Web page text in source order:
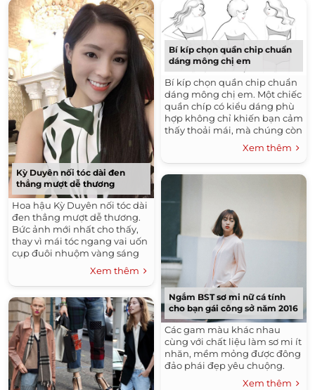
Kỳ Duyên nối tóc dài đen
thẳng mượt dễ thương
Hoa hậu Kỳ Duyên nối tóc dài
đen thẳng mượt dễ thương.
Bức ảnh mới nhất cho thấy,
thay vì mái tóc ngang vai uốn
cụp đuôi nhuộm vàng sáng
thì mới đây Hoa hậu Việt
Nam 2014 đã nối tóc dài
thẳng mượt mà.
Xem thêm
Bí kíp chọn quần chip chuẩn
dáng mông chị em
Bí kíp chọn quần chip chuẩn
dáng mông chị em. Một chiếc
quần chíp có kiểu dáng phù
hợp không chỉ khiến bạn cảm
thấy thoải mái, mà chúng còn
khiến vòng ba của bạn trở
nên căng tròn và gợi cảm
hơn.
Xem thêm
Ngắm BST sơ mi nữ cá tính
cho bạn gái công sở năm 2016
Các gam màu khác nhau
cùng với chất liệu làm sơ mi ít
nhăn, mềm mỏng được đông
đảo phái đẹp yêu chuộng.
Xem thêm